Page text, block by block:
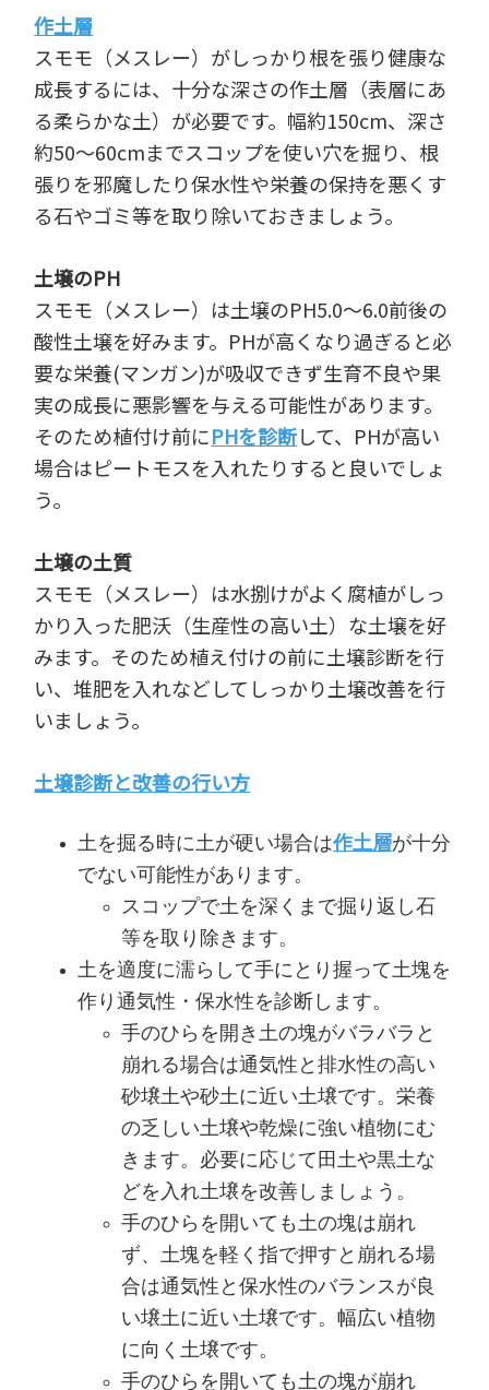
作土層
スモモ（メスレー）がしっかり根を張り健康な
成長するには、十分な深さの作土層（表層にあ
る柔らかな土）が必要です。幅約150cm、深さ
約50～60cmまでスコップを使い穴を掘り、根
張りを邪魔したり保水性や栄養の保持を悪くす
る石やゴミ等を取り除いておきましょう。
土壌のPH
スモモ（メスレー）は土壌のPH5.0～6.0前後の
酸性土壌を好みます。PHが高くなり過ぎると必
要な栄養(マンガン)が吸収できず生育不良や果
実の成長に悪影響を与える可能性があります。
そのため植付け前にPHを診断して、PHが高い
場合はピートモスを入れたりすると良いでしょ
う。
土壌の土質
スモモ（メスレー）は水捌けがよく腐植がしっ
かり入った肥沃（生産性の高い土）な土壌を好
みます。そのため植え付けの前に土壌診断を行
い、堆肥を入れなどしてしっかり土壌改善を行
いましょう。
土壌診断と改善の行い方
土を掘る時に土が硬い場合は作土層が十分
でない可能性があります。
スコップで土を深くまで掘り返し石
等を取り除きます。
土を適度に濡らして手にとり握って土塊を
作り通気性・保水性を診断します。
手のひらを開き土の塊がバラバラと
崩れる場合は通気性と排水性の高い
砂壌土や砂土に近い土壌です。栄養
の乏しい土壌や乾燥に強い植物にむ
きます。必要に応じて田土や黒土な
どを入れ土壌を改善しましょう。
手のひらを開いても土の塊は崩れ
ず、土塊を軽く指で押すと崩れる場
合は通気性と保水性のバランスが良
い壌土に近い土壌です。幅広い植物
に向く土壌です。
手のひらを開いても土の塊が崩れ